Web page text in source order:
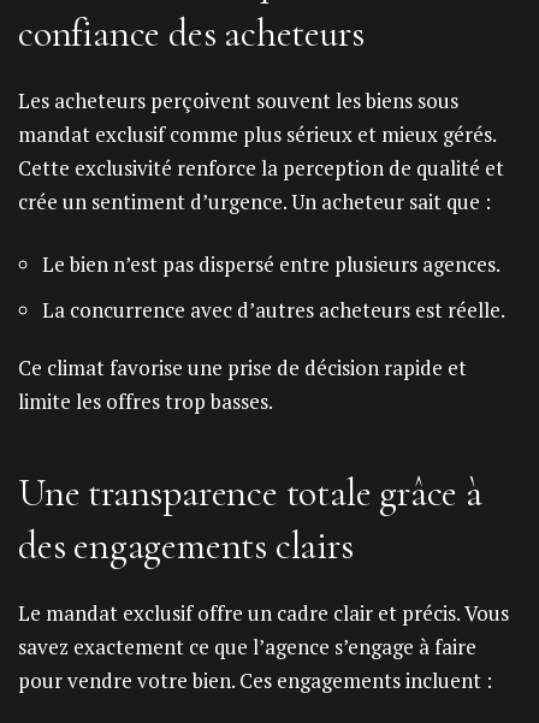
confiance des acheteurs
Les acheteurs perçoivent souvent les biens sous
mandat exclusif comme plus sérieux et mieux gérés.
Cette exclusivité renforce la perception de qualité et
crée un sentiment d’urgence. Un acheteur sait que :
Le bien n’est pas dispersé entre plusieurs agences.
La concurrence avec d’autres acheteurs est réelle.
Ce climat favorise une prise de décision rapide et
limite les offres trop basses.
Une transparence totale grâce à
des engagements clairs
Le mandat exclusif offre un cadre clair et précis. Vous
savez exactement ce que l’agence s’engage à faire
pour vendre votre bien. Ces engagements incluent :